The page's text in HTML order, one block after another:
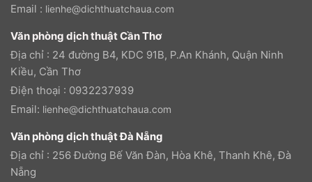
Email : lienhe@dichthuatchaua.com
Văn phòng dịch thuật Cần Thơ
Địa chỉ : 24 đường B4, KDC 91B, P.An Khánh, Quận Ninh
Kiều, Cần Thơ
Điện thoại : 0932237939
Email: lienhe@dichthuatchaua.com
Văn phòng dịch thuật Đà Nẵng
Địa chỉ : 256 Đường Bế Văn Đàn, Hòa Khê, Thanh Khê, Đà
Nẵng